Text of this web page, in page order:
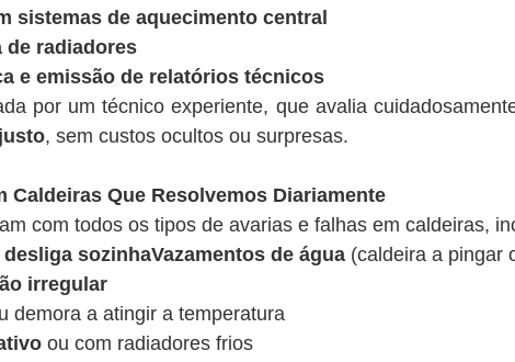
sistemas de aquecimento central
de radiadores
e emissão de relatórios técnicos
por um técnico experiente, que avalia
, sem custos ocultos ou surpresas.
Caldeiras Que Resolvemos Diariamente
com todos os tipos de avarias e falhas em caldeiras,
sozinhaVazamentos de água (caldeira a pingar
irregular
demora a atingir a temperatura
ou com radiadores frios